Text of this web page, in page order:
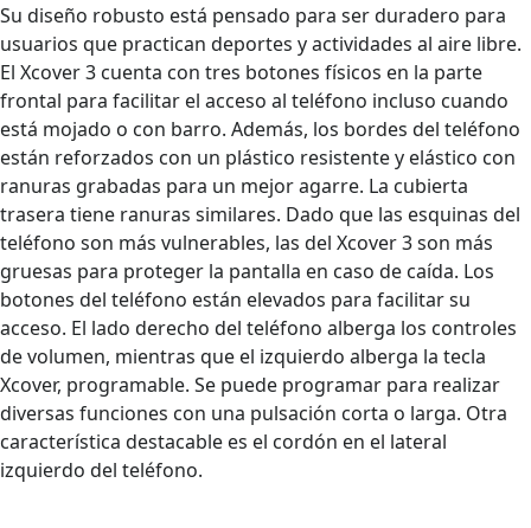
Su diseño robusto está pensado para ser duradero para
usuarios que practican deportes y actividades al aire libre.
El Xcover 3 cuenta con tres botones físicos en la parte
frontal para facilitar el acceso al teléfono incluso cuando
está mojado o con barro. Además, los bordes del teléfono
están reforzados con un plástico resistente y elástico con
ranuras grabadas para un mejor agarre. La cubierta
trasera tiene ranuras similares. Dado que las esquinas del
teléfono son más vulnerables, las del Xcover 3 son más
gruesas para proteger la pantalla en caso de caída. Los
botones del teléfono están elevados para facilitar su
acceso. El lado derecho del teléfono alberga los controles
de volumen, mientras que el izquierdo alberga la tecla
Xcover, programable. Se puede programar para realizar
diversas funciones con una pulsación corta o larga. Otra
característica destacable es el cordón en el lateral
izquierdo del teléfono.